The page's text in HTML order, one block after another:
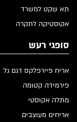
תא שקט למשרד
אקוסטיקה לתקרה
סופגי רעש
אריח פיירפלקס דגם גל
פירמידה קטומה
מתלה אקוסטי
אריחים מעוצבים